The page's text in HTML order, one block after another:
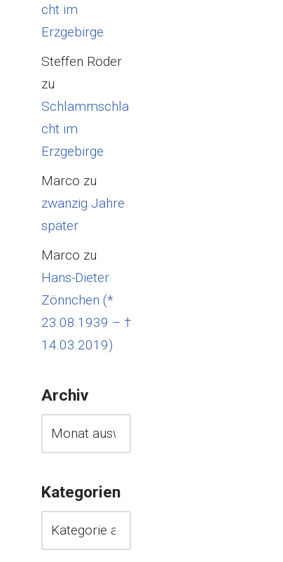
cht im
Erzgebirge
Steffen Röder
zu
Schlammschla
cht im
Erzgebirge
Marco zu
zwanzig Jahre
später
Marco zu
Hans-Dieter
Zönnchen (*
23.08.1939 – †
14.03.2019)
Archiv
Kategorien